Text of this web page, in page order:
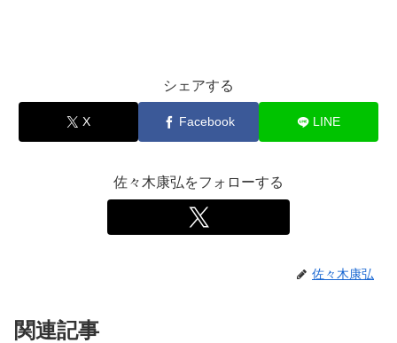
シェアする
X Facebook LINE
佐々木康弘をフォローする
佐々木康弘
関連記事